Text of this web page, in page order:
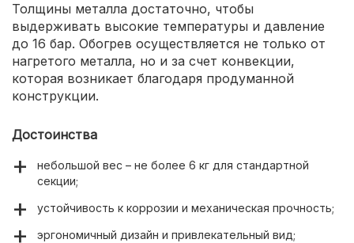
Толщины металла достаточно, чтобы
выдерживать высокие температуры и давление
до 16 бар. Обогрев осуществляется не только от
нагретого металла, но и за счет конвекции,
которая возникает благодаря продуманной
конструкции.
Достоинства
небольшой вес – не более 6 кг для стандартной
секции;
устойчивость к коррозии и механическая прочность;
эргономичный дизайн и привлекательный вид;